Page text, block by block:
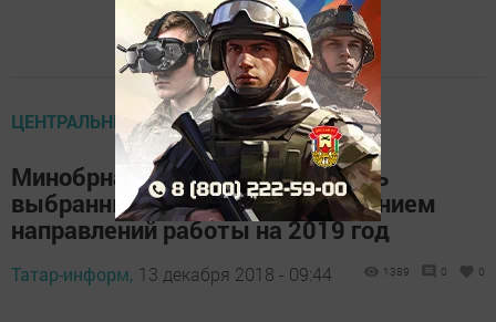
ЦЕНТРАЛЬНЫЕ НОВОСТИ
Минобрнауки РТ утвердило семь
выбранных народным голосованием
направлений работы на 2019 год
Татар-информ, 13 декабря 2018 - 09:44 1389 0 0